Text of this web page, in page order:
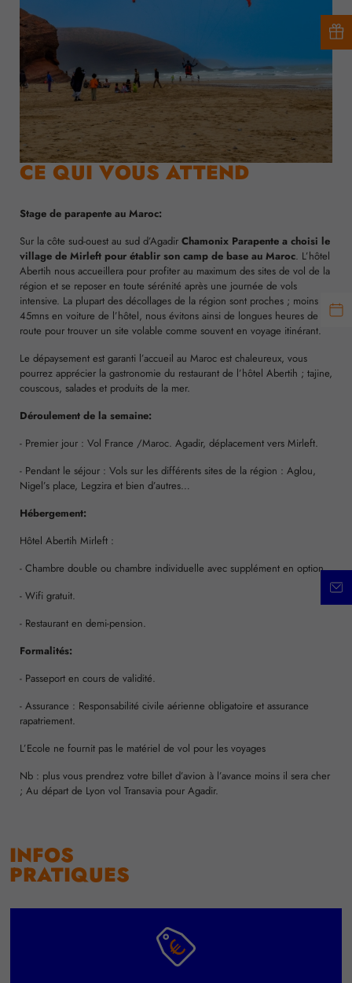
CE QUI VOUS ATTEND
Stage de parapente au Maroc:
Sur la côte sud-ouest au sud d’Agadir Chamonix Parapente a choisi le
village de Mirleft pour établir son camp de base au Maroc. L’hôtel
Abertih nous accueillera pour profiter au maximum des sites de vol de la
région et se reposer en toute sérénité après une journée de vols
intensive. La plupart des décollages de la région sont proches ; moins de
45mns en voiture de l’hôtel, nous évitons ainsi de longues heures de
route pour trouver un site volable comme souvent en voyage itinérant.
Le dépaysement est garanti l’accueil au Maroc est chaleureux, vous
pourrez apprécier la gastronomie du restaurant de l’hôtel Abertih ; tajine,
couscous, salades et produits de la mer.
Déroulement de la semaine:
- Premier jour : Vol France /Maroc. Agadir, déplacement vers Mirleft.
- Pendant le séjour : Vols sur les différents sites de la région : Aglou,
Nigel’s place, Legzira et bien d’autres…
Hébergement:
Hôtel Abertih Mirleft :
- Chambre double ou chambre individuelle avec supplément en option.
- Wifi gratuit.
- Restaurant en demi-pension.
Formalités:
- Passeport en cours de validité.
- Assurance : Responsabilité civile aérienne obligatoire et assurance
rapatriement.
L’Ecole ne fournit pas le matériel de vol pour les voyages
Nb : plus vous prendrez votre billet d’avion à l’avance moins il sera cher
; Au départ de Lyon vol Transavia pour Agadir.
INFOS
PRATIQUES